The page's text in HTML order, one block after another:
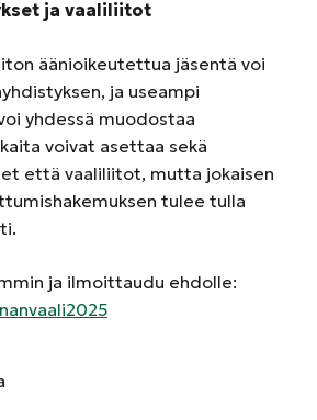
ja vaaliliitot
äänioikeutettua jäsentä voi
ja useampi
yhdessä muodostaa
voivat asettaa sekä
että vaaliliitot, mutta jokaisen
tulee tulla
ja ilmoittaudu ehdolle: